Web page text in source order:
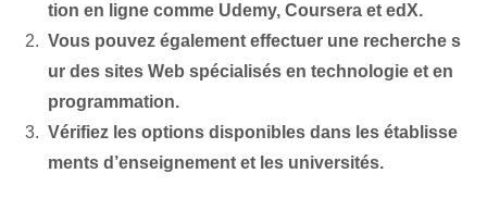
tion en ligne comme Udemy, Coursera et edX.
Vous pouvez également effectuer une recherche s
ur des sites Web spécialisés en technologie et en
programmation.
Vérifiez les options disponibles dans les établisse
ments d’enseignement et les universités.